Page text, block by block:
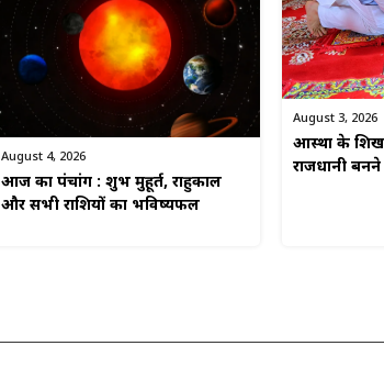
August 4, 2026
आज का पंचांग : शुभ मुहूर्त, राहुकाल
और सभी राशियों का भविष्यफल
August 3, 2026
आस्था के
राजधानी